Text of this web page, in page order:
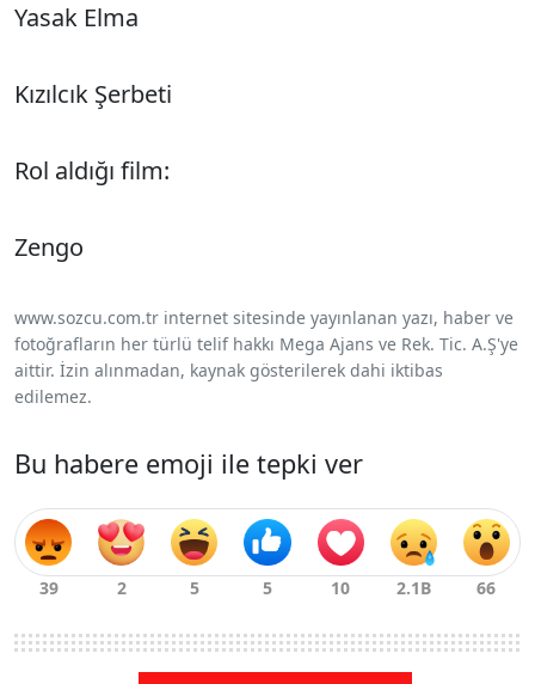
Yasak Elma
Kızılcık Şerbeti
Rol aldığı film:
Zengo
www.sozcu.com.tr internet sitesinde yayınlanan yazı, haber ve
fotoğrafların her türlü telif hakkı Mega Ajans ve Rek. Tic. A.Ş'ye
aittir. İzin alınmadan, kaynak gösterilerek dahi iktibas
edilemez.
Bu habere emoji ile tepki ver